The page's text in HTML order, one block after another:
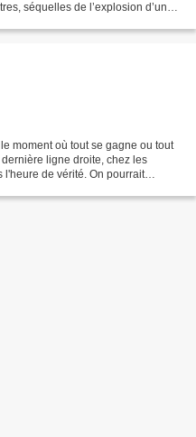
séquelles de l’explosion d’une
moment où tout se gagne ou tout
ligne droite, chez les
l'heure de vérité. On pourrait